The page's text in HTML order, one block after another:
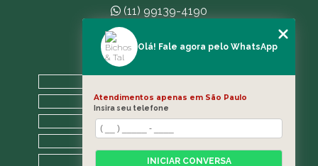
(11) 99139-4190
andreleecitti5@gmail.com
A CLÍNICA
BLOG
CONTATO
CATEGORIAS
Olá! Fale agora pelo WhatsApp
Atendimentos apenas em São Paulo
Insira seu telefone
INICIAR CONVERSA